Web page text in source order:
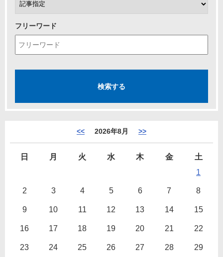
フリーワード
<< 2026年8月 >>
日 月 火 水 木 金
土
1
2 3 4 5 6 7 8
9 10 11 12 13 14 15
16 17 18 19 20 21 22
23 24 25 26 27 28 29